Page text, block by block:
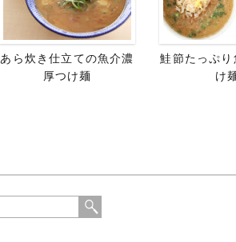
あら炊き仕立ての魚介濃
厚つけ麺
鮭節たっぷ
け